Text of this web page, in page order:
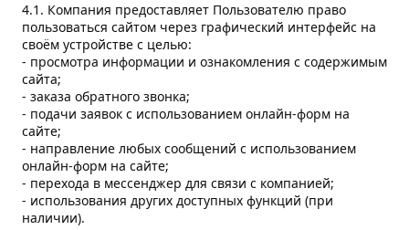
4.1. Компания предоставляет Пользователю право
пользоваться сайтом через графический интерфейс на
своём устройстве с целью:
- просмотра информации и ознакомления с содержимым
сайта;
- заказа обратного звонка;
- подачи заявок с использованием онлайн-форм на
сайте;
- направление любых сообщений с использованием
онлайн-форм на сайте;
- перехода в мессенджер для связи с компанией;
- использования других доступных функций (при
наличии).